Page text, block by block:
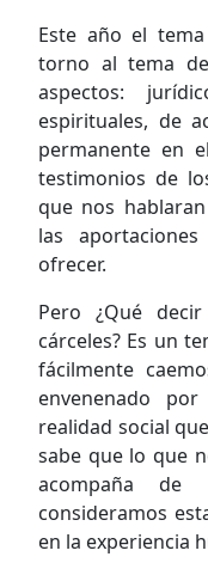
Este año el
torno al tema
aspectos:
espirituales, de
permanente en
testimonios de
que nos
las
ofrecer.
Pero ¿Qué
cárceles? Es un
fácilmente
envenenado
realidad social
sabe que lo que
acompaña de
consideramos
en la experiencia